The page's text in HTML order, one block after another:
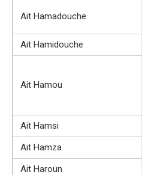
Ait Hamadouche
Ait Hamidouche
Ait Hamou
Ait Hamsi
Ait Hamza
Ait Haroun